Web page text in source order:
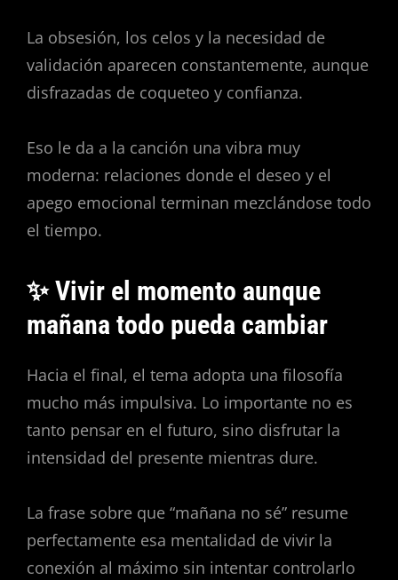
La obsesión, los celos y la necesidad de
validación aparecen constantemente, aunque
disfrazadas de coqueteo y confianza.
Eso le da a la canción una vibra muy
moderna: relaciones donde el deseo y el
apego emocional terminan mezclándose todo
el tiempo.
✨ Vivir el momento aunque
mañana todo pueda cambiar
Hacia el final, el tema adopta una filosofía
mucho más impulsiva. Lo importante no es
tanto pensar en el futuro, sino disfrutar la
intensidad del presente mientras dure.
La frase sobre que “mañana no sé” resume
perfectamente esa mentalidad de vivir la
conexión al máximo sin intentar controlarlo